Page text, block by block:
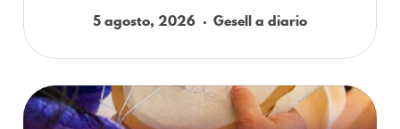
5 agosto, 2026 Gesell a diario